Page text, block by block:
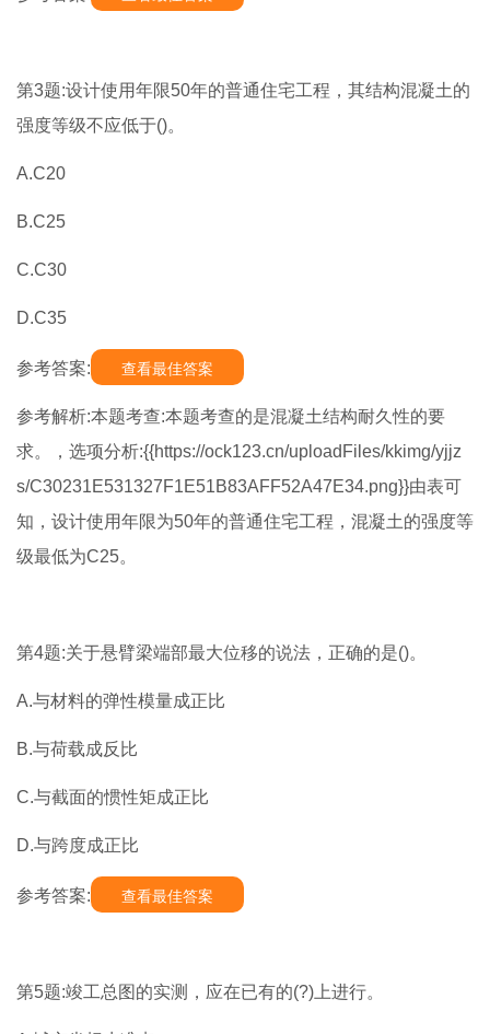
第3题:设计使用年限50年的普通住宅工程，其结构混凝土的
强度等级不应低于()。
A.C20
B.C25
C.C30
D.C35
参考答案: 查看最佳答案
参考解析:本题考查:本题考查的是混凝土结构耐久性的要
求。，选项分析:{{https://ock123.cn/uploadFiles/kkimg/yjjz
s/C30231E531327F1E51B83AFF52A47E34.png}}由表可
知，设计使用年限为50年的普通住宅工程，混凝土的强度等
级最低为C25。
第4题:关于悬臂梁端部最大位移的说法，正确的是()。
A.与材料的弹性模量成正比
B.与荷载成反比
C.与截面的惯性矩成正比
D.与跨度成正比
参考答案: 查看最佳答案
第5题:竣工总图的实测，应在已有的(?)上进行。